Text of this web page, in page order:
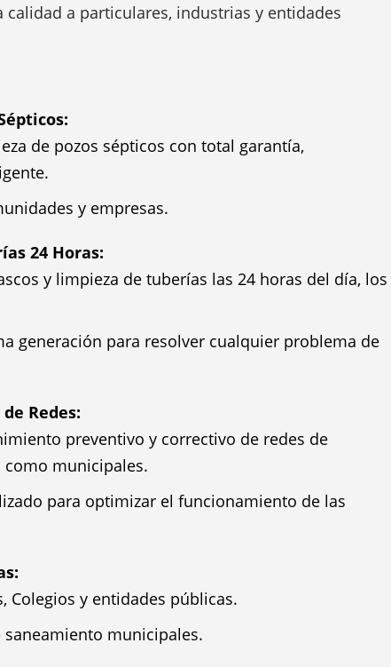
a particulares, industrias y entidades
de pozos sépticos con total garantía,
y empresas.
24 Horas:
y limpieza de tuberías las 24 horas del día, los
generación para resolver cualquier problema de
Redes:
preventivo y correctivo de redes de
municipales.
para optimizar el funcionamiento de las
Colegios y entidades públicas.
municipales.